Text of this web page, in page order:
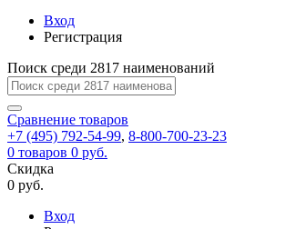
завершения
регистрации.
Ок
Запомнить
меня
Забыли
ссылку
указанный
электронный
перейдя
по
которой
вы
задать
ссылка.
Перейдите
по
для
смены
пароля.
Сменить
Сообщение
пользовательского
Вход
Регистрация
Поиск среди 2817 наименований
Сравнение товаров
+7 (495) 792-54-99, 8-800-700-23-23
0 товаров 0 руб.
Скидка
0 руб.
Вход